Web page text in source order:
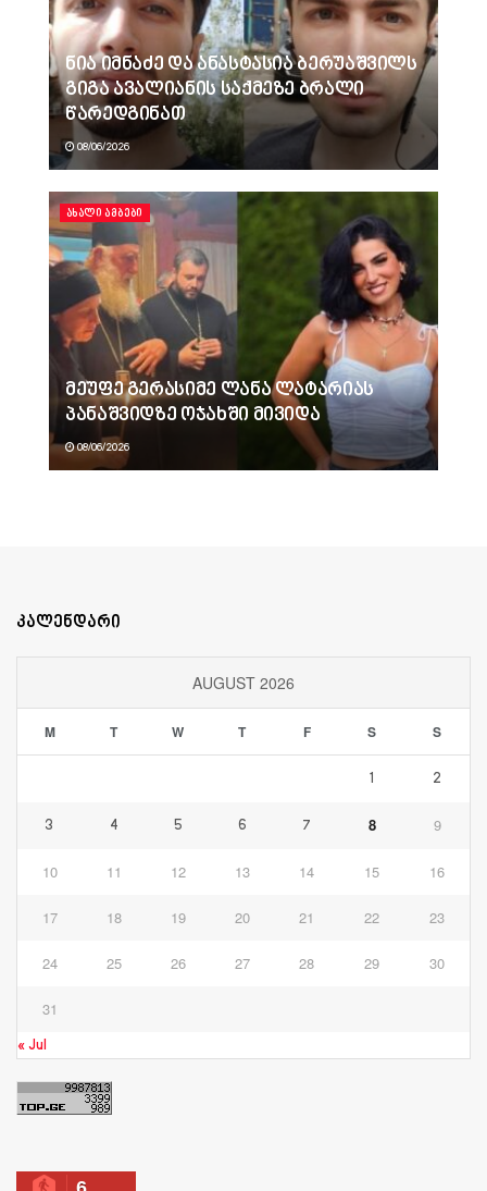
ნია იმნაძე და ანასტასია ბერუაშვილს
გიგა ავალიანის საქმეზე ბრალი
წარედგინათ
08/06/2026
ᲐᲮᲐᲚᲘ ᲐᲛᲑᲔᲑᲘ
მეუფე გერასიმე ლანა ლატარიას
პანაშვიდზე ოჯახში მივიდა
08/06/2026
კალენდარი
AUGUST 2026
M T W T F S S
1 2
3 4 5 6 7 8 9
10 11 12 13 14 15 16
17 18 19 20 21 22 23
24 25 26 27 28 29 30
31
« Jul